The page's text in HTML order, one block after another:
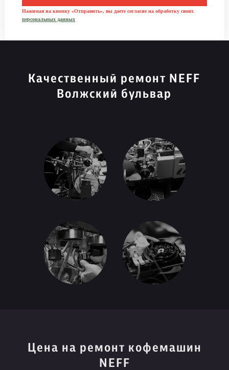
Нажимая на кнопку «Отправить», вы даете согласие на обработку своих
персональных данных
Качественный ремонт NEFF
Волжский бульвар
Цена на ремонт кофемашин
NEFF